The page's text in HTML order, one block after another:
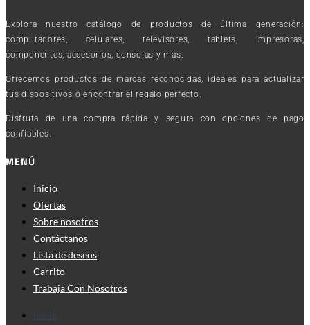
Explora nuestro catálogo de productos de última generación:
computadores, celulares, televisores, tablets, impresoras,
componentes, accesorios, consolas y más.
Ofrecemos productos de marcas reconocidas, ideales para actualizar
tus dispositivos o encontrar el regalo perfecto.
Disfruta de una compra rápida y segura con opciones de pago
confiables.
MENÚ
Inicio
Ofertas
Sobre nosotros
Contáctanos
Lista de deseos
Carrito
Trabaja Con Nosotros
Inicio